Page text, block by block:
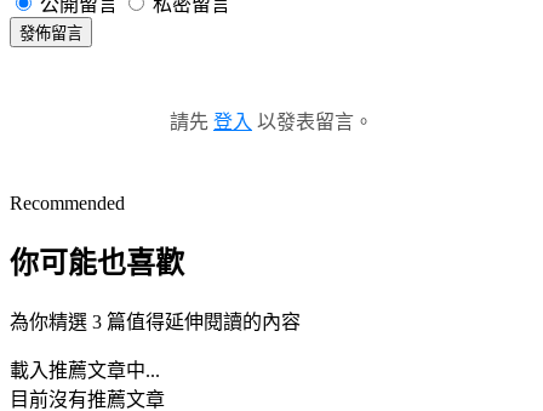
發佈留言
請先 登入 以發表留言。
Recommended
你可能也喜歡
為你精選 3 篇值得延伸閱讀的內容
載入推薦文章中...
目前沒有推薦文章